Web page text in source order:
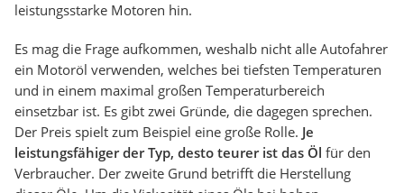
leistungsstarke Motoren hin.
Es mag die Frage aufkommen, weshalb nicht alle Autofahrer
ein Motoröl verwenden, welches bei tiefsten Temperaturen
und in einem maximal großen Temperaturbereich
einsetzbar ist. Es gibt zwei Gründe, die dagegen sprechen.
Der Preis spielt zum Beispiel eine große Rolle. Je
leistungsfähiger der Typ, desto teurer ist das Öl für den
Verbraucher. Der zweite Grund betrifft die Herstellung